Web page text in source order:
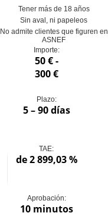
Tener más de 18 años
Sin aval, ni papeleos
No admite clientes que figuren en
ASNEF
Importe:
50 € -
300 €
Plazo:
5 – 90 días
TAE:
de 2 899,03 %
Aprobación:
10 minutos